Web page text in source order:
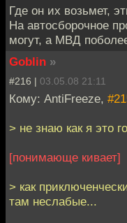
Где он их возьмет,
На автосборочное
могут, а МВД
Goblin »
#216 | 03.05.08 21:11
Кому: AntiFreeze,
> не знаю как я это
[понимающе кивает]
> как
там неслабые...